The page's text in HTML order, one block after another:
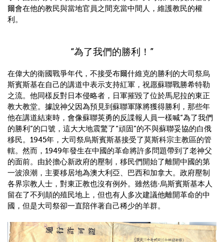
爾會在他的教民與當地官員之間充當中間人，維護教民的權
利。
“為了我們的勝利！”
在偉大的衛國戰爭年代，不接受布爾什維克的勝利的大司祭烏
斯賓斯基在自己的講道中表示支持紅軍，祝愿蘇聯戰勝希特勒
之流。他同樣反對日本侵略者，日軍摧毀了位於馬尼拉的東正
教大教堂。據說神父因為預見到蘇聯軍隊將獲得勝利，那些年
他在講道結束時，會像蘇聯英勇的反諜報人員一樣喊“為了我們
的勝利”的口號，這大大地震驚了“頑固”的不與蘇聯妥協的白俄
移民。1945年，大司祭烏斯賓斯基接受了莫斯科宗主教區的管
轄。然而，1949年發生在中國的革命將許多問題帶到了老神父
的面前。由於擔心新政府的壓制，移民們開始了離開中國的第
一波浪潮，主要移居地為澳大利亞、巴西和加拿大。政府壓制
各界宗教人士，對東正教也沒有例外。雖然德·烏斯賓斯基本人
留在了不列顛的殖民地上，但也有人多次建議他離開革命的中
國，但是大司祭卻一直陪伴著自己稀少的羊群。